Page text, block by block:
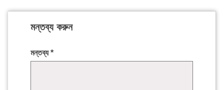
মন্তব্য করুন
মন্তব্য*